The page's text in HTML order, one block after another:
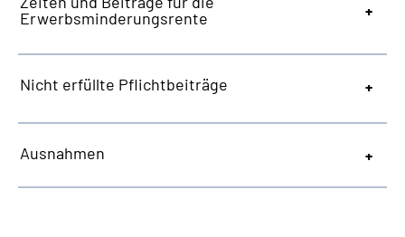
Erwerbsminderungsrente
Nicht erfüllte Pflichtbeiträge
Ausnahmen